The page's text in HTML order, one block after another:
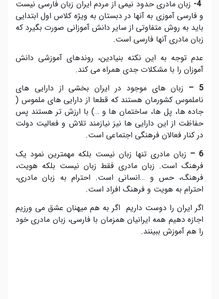
4-
زبان مادری حدود نیمی از مردم ایران زبان فارسی نیست
و فارسی آموزی به آنها در دبستان به ویژه کلاس اول ابتدایی
باید به روش متفاوتی از سایر دانش آموزانی صورت بگیرد که
زبان مادری آنها فارسی است.
عدم توجه به این نکته بنیادین، روندهای آموزشی دانش
آموزان را با مشکلات جدی همراه می کند.
5 –
زبان های موجود در ایران بخشی از دارایی های
ناملموس کشورمان هستند که قطعا از دارایی های ملموس (
جاده ها، پل ها، ساختمان ها و …) با ارزش تر هستند پس
حفاظت از این دارایی ها نیز نیازمند تلاش و فعالیت دولت
در کنار فعالان فرهنگی اجتماعی است.
6 –
زبان مادری تنها زبان نیست بلکه مهمترین نمود یک
فرهنگ است. زبان مادری فقط زبان نیست بلکه هویت،
فرهنگ، حس و …انسانی است. احترام به زبان مادری،
احترام به هویت و فرهنگ افراد است.
اگر ایران را دوست داریم اگر به هم میهنان عشق می ورزیم
اجازه دهیم همه ایرانیان همزمان با فارسی، زبان مادری خود
را هم آموزش ببینند.